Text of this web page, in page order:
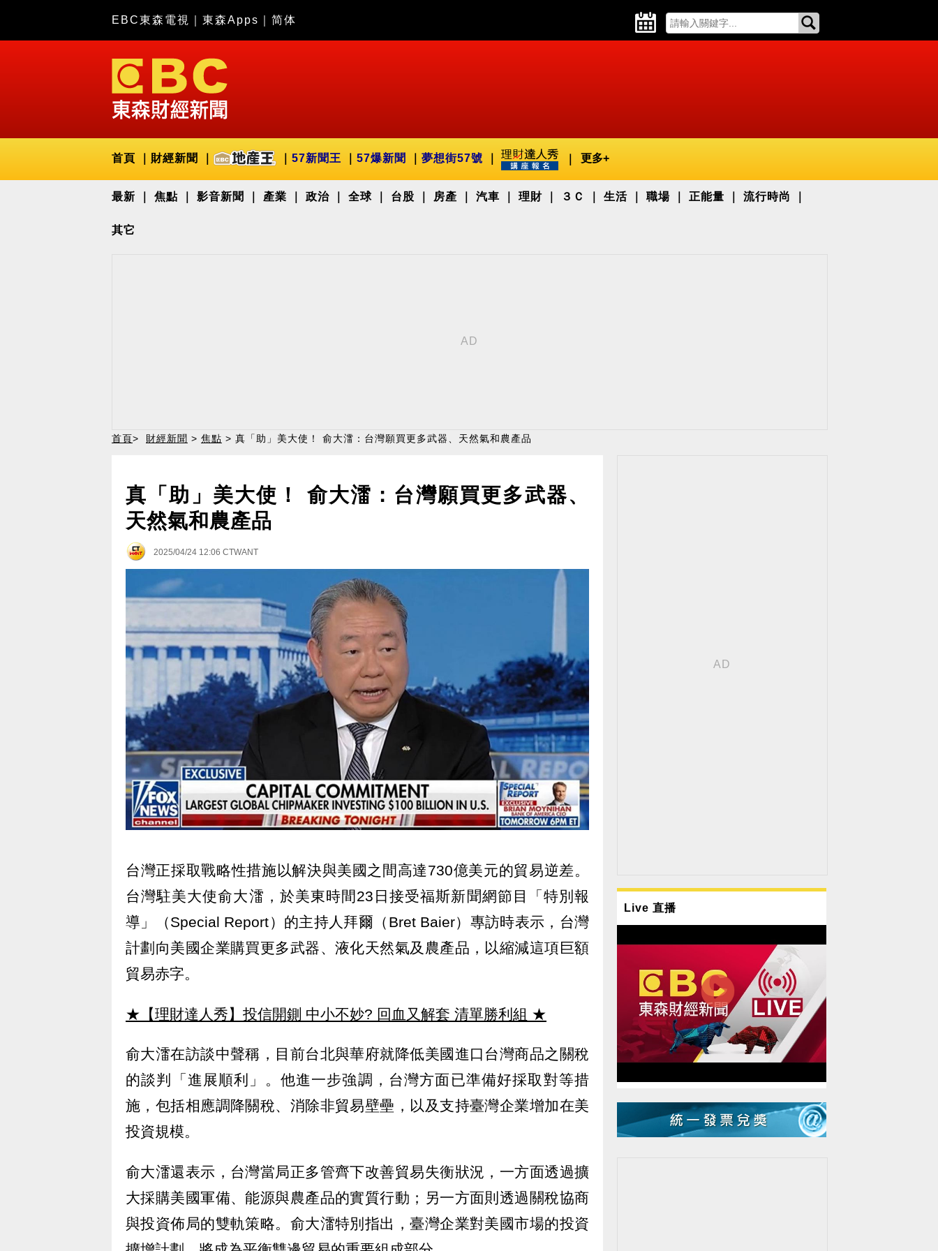
EBC東森電視 東森Apps 简体
首頁 財經新聞 57新聞王 57爆新聞 夢想街57號 更多+
最新 焦點 影音新聞 產業 政治 全球 台股 房產 汽車 理財 ３Ｃ 生活 職場 正能量 流行時尚
其它
首頁> 財經新聞 > 焦點 > 真「助」美大使！ 俞大㵢：台灣願買更多武器、天然氣和農產品
真「助」美大使！ 俞大㵢：台灣願買更多武器、
天然氣和農產品
2025/04/24 12:06 CTWANT
台灣正採取戰略性措施以解決與美國之間高達730億美元的貿易逆差。
台灣駐美大使俞大㵢，於美東時間23日接受福斯新聞網節目「特別報
導」（Special Report）的主持人拜爾（Bret Baier）專訪時表示，台灣
計劃向美國企業購買更多武器、液化天然氣及農產品，以縮減這項巨額
貿易赤字。
★【理財達人秀】投信開鍘 中小不妙? 回血又解套 清單勝利組 ★
俞大㵢在訪談中聲稱，目前台北與華府就降低美國進口台灣商品之關稅
的談判「進展順利」。他進一步強調，台灣方面已準備好採取對等措
施，包括相應調降關稅、消除非貿易壁壘，以及支持臺灣企業增加在美
投資規模。
俞大㵢還表示，台灣當局正多管齊下改善貿易失衡狀況，一方面透過擴
大採購美國軍備、能源與農產品的實質行動；另一方面則透過關稅協商
與投資佈局的雙軌策略。俞大㵢特別指出，臺灣企業對美國市場的投資
Live 直播